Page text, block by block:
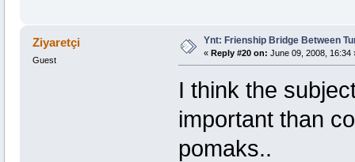
Ziyaretçi
Guest
Ynt: Frienship Bridge Between
« Reply #20 on: June 09, 2008, 16:34
I think the
important than
pomaks..